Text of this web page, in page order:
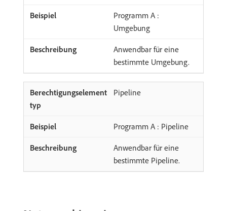
Programm A :
Umgebung
Anwendbar für eine
bestimmte Umgebung.
Pipeline
Programm A : Pipeline
Anwendbar für eine
bestimmte Pipeline.